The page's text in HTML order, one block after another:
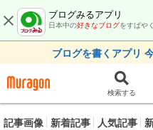
ブログみるアプリ
日本中の好きなブログをすばや
ブログを書くアプリ
検索する
記事画像 新着記事 人気記事